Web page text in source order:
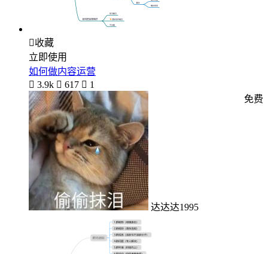
收藏
立即使用
如何做内容运营
 3.9k  617  1
达达达1995
免费